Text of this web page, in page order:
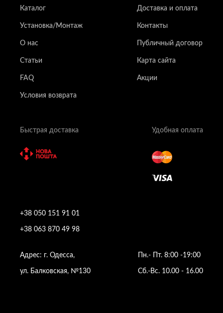
+38 050 151 91 01
+38 063 870 49 98
Пн.- Пт. 8:00 -19:00
Сб.-Вс. 10.00 - 16.00
Адрес: г. Одесса,
ул. Балковская, №130
Каталог Доставка и оплата
Установка/Монтаж Контакты
О нас Публичный договор
Статьи Карта сайта
FAQ Акции
Условия возврата
Быстрая доставка Удобная оплата